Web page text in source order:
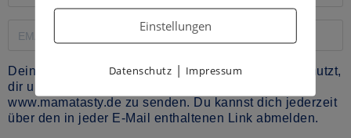
Deine E-Mail-Adresse wird ausschließlich dafür genutzt,
dir unseren Newsletter und Informationen über
www.mamatasty.de zu senden. Du kannst dich jederzeit
über den in jeder E-Mail enthaltenen Link abmelden.
Einstellungen
Datenschutz | Impressum